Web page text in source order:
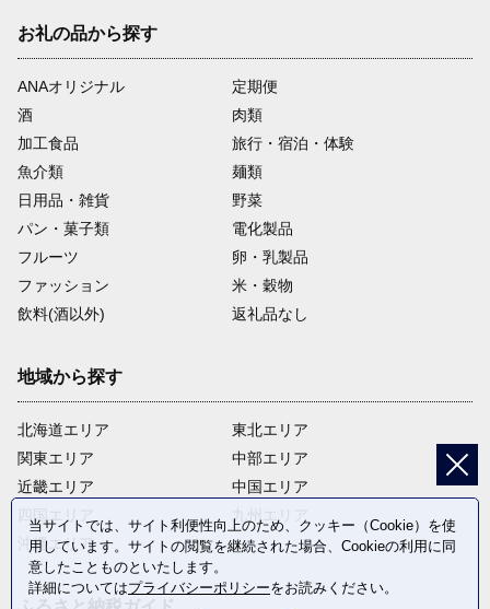
お礼の品から探す
ANAオリジナル
定期便
酒
肉類
加工食品
旅行・宿泊・体験
魚介類
麺類
日用品・雑貨
野菜
パン・菓子類
電化製品
フルーツ
卵・乳製品
ファッション
米・穀物
飲料(酒以外)
返礼品なし
地域から探す
北海道エリア
関東エリア
近畿エリア
四国エリア
沖縄エリア
東北エリア
中部エリア
中国エリア
九州エリア
当サイトでは、サイト利便性向上のため、クッキー（Cookie）を使
用しています。サイトの閲覧を継続された場合、Cookieの利用に同
意したことものといたします。
詳細についてはプライバシーポリシーをお読みください。